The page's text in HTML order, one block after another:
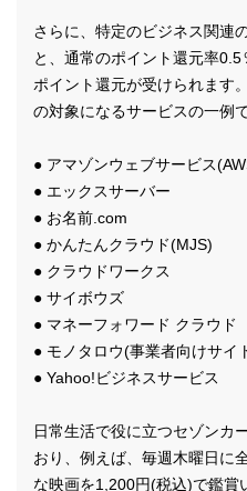
さらに、特定のビジネス関連
と、通常のポイント還元率
ポイント還元が受けられます
の対象になるサービスの一例で
● アマゾンウェブサービス
● エックスサーバー
● お名前.com
● かんたんクラウド(MJS)
● クラウドワークス
● サイボウズ
● マネーフォワード クラウド
● モノタロウ(事業者向けサイ
● Yahoo!ビジネスサービス
日常生活で役に立つセゾンカ
おり、例えば、毎週木曜日に
な映画を1,200円(税込)で鑑賞